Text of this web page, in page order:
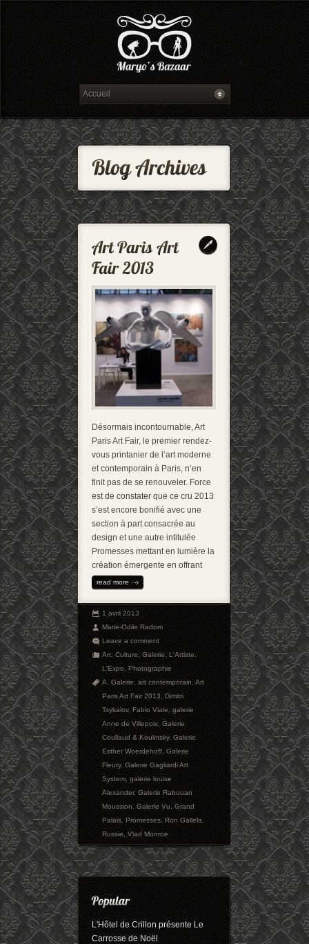
Désormais incontournable, Art
Paris Art Fair, le premier rendez-
vous printanier de l’art moderne
et contemporain à Paris, n’en
finit pas de se renouveler. Force
est de constater que ce cru 2013
s’est encore bonifié avec une
section à part consacrée au
design et une autre intitulée
Promesses mettant en lumière la
création émergente en offrant
read more
1 avril 2013
Marie-Odile Radom
Leave a comment
Art,Culture,Galerie,L'Artiste,
L'Expo,Photographie
A. Galerie,art contemporain,Art
Paris Art Fair 2013,Dimitri
Tsykalov,Fabio Viale,galerie
Anne de Villepoix,Galerie
Coullaud & Koulinsky,Galerie
Esther Woerdehoff,Galerie
Fleury,Galerie Gagliardi Art
System,galerie louise
Alexander,Galerie Rabouan
Moussion,Galerie Vu,Grand
Palais,Promesses,Ron Gallela,
Russie,Vlad Monroe
L'Hôtel de Crillon présente Le
Carrosse de Noël